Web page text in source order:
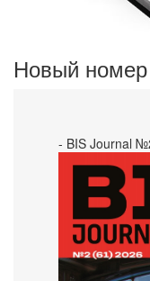
Новый номер
- BIS Journal